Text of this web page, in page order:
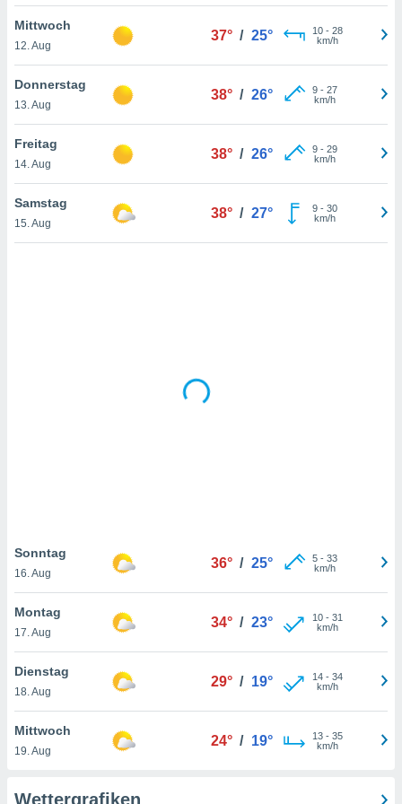
der
weiterhin
nicht
von
und
auf
klicken.
Mittwoch
12. Aug
37° / 25° 10- 28
km/h
Donnerstag
13. Aug
38° / 26° 9- 27
km/h
Freitag
14. Aug
38° / 26° 9- 29
km/h
Samstag
15. Aug
38° / 27° 9- 30
km/h
Sonntag
16. Aug
36° / 25° 5- 33
km/h
Montag
17. Aug
34° / 23° 10- 31
km/h
Dienstag
18. Aug
29° / 19° 14- 34
km/h
Mittwoch
19. Aug
24° / 19° 13- 35
km/h
Wettergrafiken